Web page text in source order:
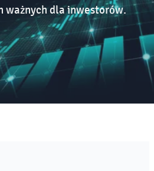
ważnych dla inwestorów.